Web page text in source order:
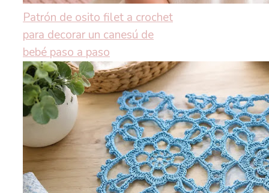
Patrón de osito filet a crochet
para decorar un canesú de
bebé paso a paso